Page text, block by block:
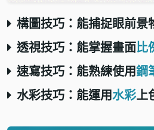
構圖技巧： 能捕捉眼前景
透視技巧： 能掌握畫面比
速寫技巧： 能熟練使用鋼
水彩技巧： 能運用水彩上